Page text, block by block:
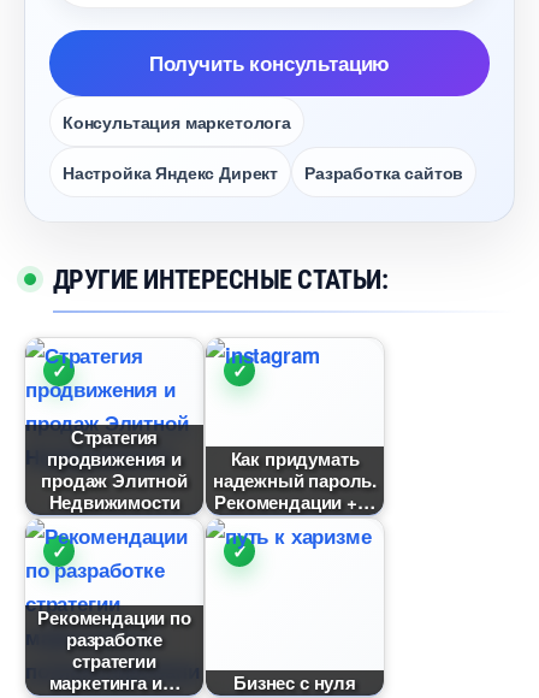
Получить консультацию
Консультация маркетолога
Настройка Яндекс Директ Разработка сайто
ДРУГИЕ ИНТЕРЕСНЫЕ СТАТЬИ:
Стратегия
продвижения и
продаж Элитной
Недвижимости
Как придумать
надежный пароль.
Рекомендации +
Рекомендации по
разработке
стратегии
маркетинга и
Бизнес с нуля